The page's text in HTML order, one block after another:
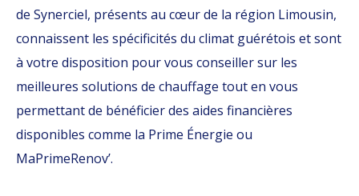
de Synerciel, présents au cœur de la région Limousin,
connaissent les spécificités du climat guérétois et sont
à votre disposition pour vous conseiller sur les
meilleures solutions de chauffage tout en vous
permettant de bénéficier des aides financières
disponibles comme la Prime Énergie ou
MaPrimeRenov’.